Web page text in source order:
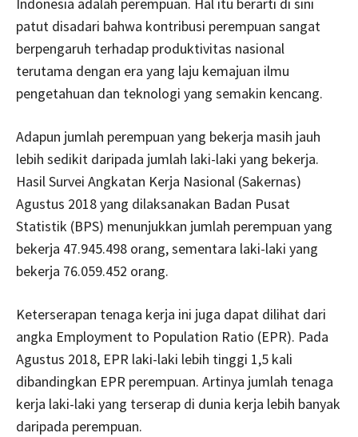
Indonesia adalah perempuan. Hal itu berarti di sini
patut disadari bahwa kontribusi perempuan sangat
berpengaruh terhadap produktivitas nasional
terutama dengan era yang laju kemajuan ilmu
pengetahuan dan teknologi yang semakin kencang.
Adapun jumlah perempuan yang bekerja masih jauh
lebih sedikit daripada jumlah laki-laki yang bekerja.
Hasil Survei Angkatan Kerja Nasional (Sakernas)
Agustus 2018 yang dilaksanakan Badan Pusat
Statistik (BPS) menunjukkan jumlah perempuan yang
bekerja 47.945.498 orang, sementara laki-laki yang
bekerja 76.059.452 orang.
Keterserapan tenaga kerja ini juga dapat dilihat dari
angka Employment to Population Ratio (EPR). Pada
Agustus 2018, EPR laki-laki lebih tinggi 1,5 kali
dibandingkan EPR perempuan. Artinya jumlah tenaga
kerja laki-laki yang terserap di dunia kerja lebih banyak
daripada perempuan.